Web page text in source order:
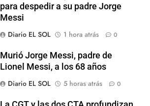
para despedir a su padre Jorge
Messi
Diario EL SOL
1 hora atrás 0
Murió Jorge Messi, padre de
Lionel Messi, a los 68 años
Diario EL SOL
5 horas atrás 0